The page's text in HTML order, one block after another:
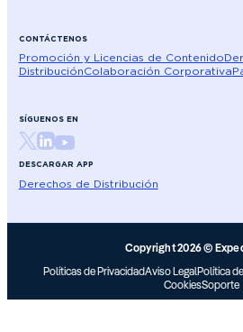
CONTÁCTENOS
Promoción y Licencias de Contenido
DistribuciónColaboración Corporativa
SÍGUENOS EN
DESCARGAR APP
Derechos de Distribución
Copyright 2026 ©
Políticas de PrivacidadAviso LegalPolítica
CookiesSoporte